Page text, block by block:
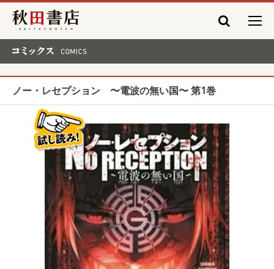
秋田書店
ノー・レセプション 〜電波の無い国〜 第1巻